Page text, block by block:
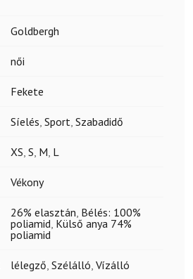
Goldbergh
női
Fekete
Síelés, Sport, Szabadidő
XS, S, M, L
Vékony
26% elasztán, Bélés: 100%
poliamid, Külső anya 74%
poliamid
lélegző, Szélálló, Vízálló